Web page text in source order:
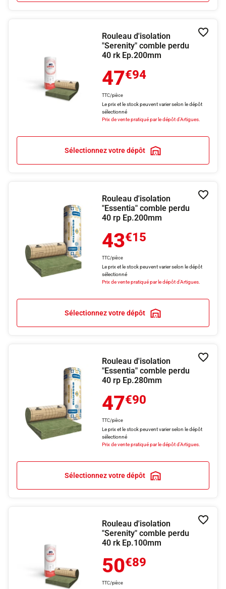
Rouleau d'isolation
"Serenity" comble perdu
40 rk Ep.200mm
47€94
TTC/pièce
Le prix et le stock peuvent varier selon le dépôt
sélectionné
Prix de vente pratiqué par le dépôt d'Artigues.
Sélectionnez votre dépôt
Rouleau d'isolation
"Essentia" comble perdu
40 rp Ep.200mm
43€15
TTC/pièce
Le prix et le stock peuvent varier selon le dépôt
sélectionné
Prix de vente pratiqué par le dépôt d'Artigues.
Sélectionnez votre dépôt
Rouleau d'isolation
"Essentia" comble perdu
40 rp Ep.280mm
47€90
TTC/pièce
Le prix et le stock peuvent varier selon le dépôt
sélectionné
Prix de vente pratiqué par le dépôt d'Artigues.
Sélectionnez votre dépôt
Rouleau d'isolation
"Serenity" comble perdu
40 rk Ep.100mm
50€89
TTC/pièce